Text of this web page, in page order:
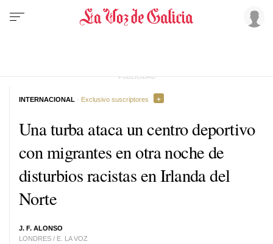
Una turba ataca un centro deportivo
con migrantes en otra noche de
disturbios racistas en Irlanda del
Norte
J. F. ALONSO
LONDRES / E. LA VOZ
INTERNACIONAL · Exclusivo suscriptores